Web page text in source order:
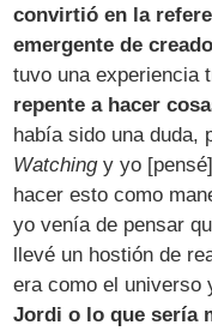
convirtió en la
emergente de
tuvo una experiencia
repente a hacer
había sido una duda,
Watchingy yo
hacer esto como
yo venía de pensar
llevé un hostión de
era como el universo
Jordi o lo que sería